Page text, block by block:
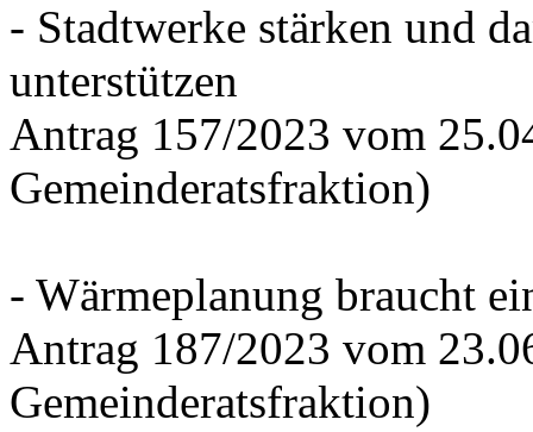
- Stadtwerke stärken und
unterstützen
Antrag 157/2023 vom
Gemeinderatsfraktion)
- Wärmeplanung braucht
Antrag 187/2023 vom
Gemeinderatsfraktion)